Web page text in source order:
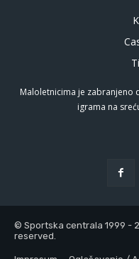
Maloletnicima je zabranjeno
igrama na
© Sportska centrala 1999 -
reserved.